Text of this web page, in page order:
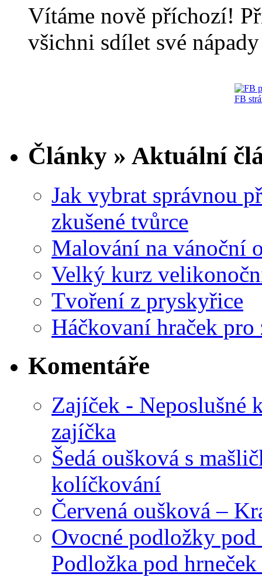
Vítáme nově příchozí!
všichni sdílet své
FB
Články » Aktuální
Jak vybrat správnou
zkušené tvůrce
Malování na vánoční
Velký kurz
Tvoření z pryskyřice
Háčkovaní hraček pro
Komentáře
Zajíček - Neposlušné
zajíčka
Šedá oušková s
kolíčkování
Červená oušková –
Ovocné podložky
Podložka pod